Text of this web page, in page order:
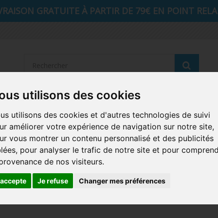
utilisons des cookies
utilisons des cookies et d'autres technologies de suivi
améliorer votre expérience de navigation sur notre site,
vous montrer un contenu personnalisé et des publicités
pour analyser le trafic de notre site et pour
de nos visiteurs.
Je refuse Changer mes préférences
GRATUITE À PARTIR DE 79€ EN POINT
AUTRES COMICS MUSIQUE SPORTS POP
FUNKO HOME FUNKO VINYL SODA RETRO
CARTE A JOUER